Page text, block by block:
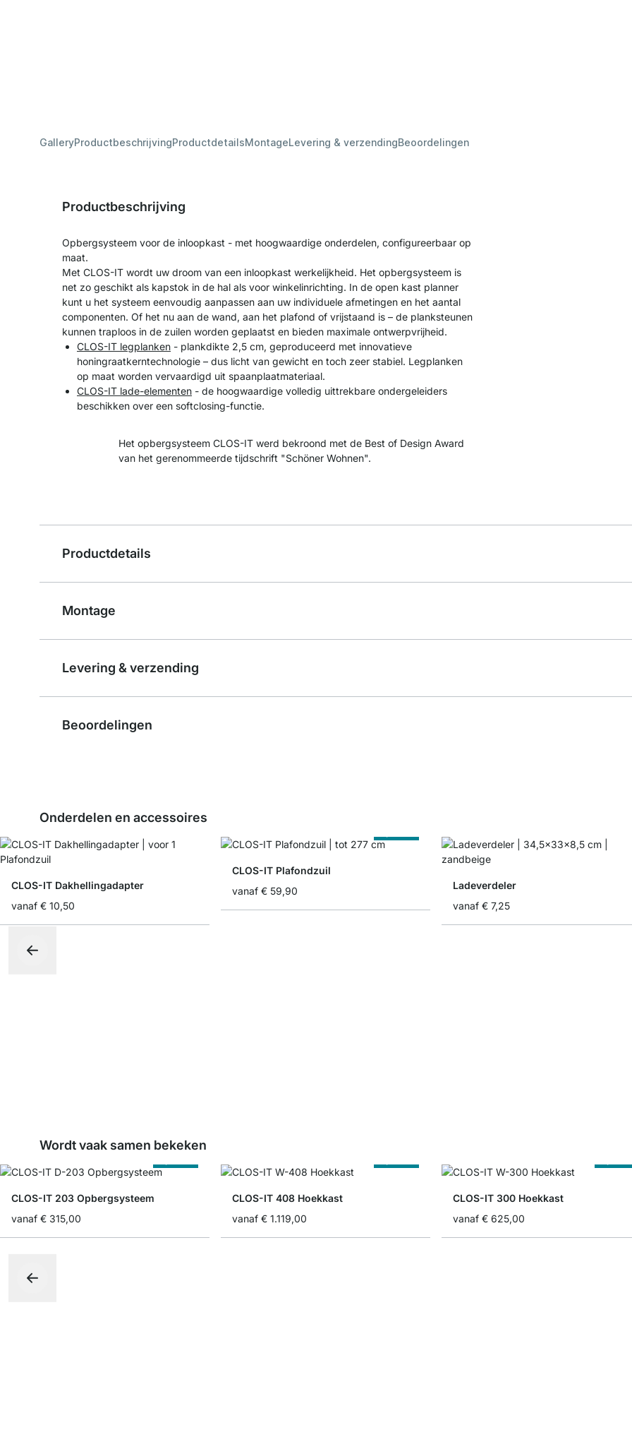
GalleryProductbeschrijvingProductdetailsMontageLevering & verzendingBeoordelingen
Productbeschrijving
Opbergsysteem voor de inloopkast - met hoogwaardige onderdelen, configureerbaar op
maat.
Met CLOS-IT wordt uw droom van een inloopkast werkelijkheid. Het opbergsysteem is
net zo geschikt als kapstok in de hal als voor winkelinrichting. In de open kast planner
kunt u het systeem eenvoudig aanpassen aan uw individuele afmetingen en het aantal
componenten. Of het nu aan de wand, aan het plafond of vrijstaand is – de planksteunen
kunnen traploos in de zuilen worden geplaatst en bieden maximale ontwerpvrijheid.
CLOS-IT legplanken - plankdikte 2,5 cm, geproduceerd met innovatieve
honingraatkerntechnologie – dus licht van gewicht en toch zeer stabiel. Legplanken
op maat worden vervaardigd uit spaanplaatmateriaal.
CLOS-IT lade-elementen - de hoogwaardige volledig uittrekbare ondergeleiders
beschikken over een softclosing-functie.
Het opbergsysteem CLOS-IT werd bekroond met de Best of Design Award
van het gerenommeerde tijdschrift "Schöner Wohnen".
Productdetails
Montage
Levering & verzending
Beoordelingen
Onderdelen en accessoires
CLOS-IT Dakhellingadapter
vanaf € 10,50
CLOS-IT Plafondzuil
vanaf € 59,90
Ladeverdeler
vanaf € 7,25
Wordt vaak samen bekeken
CLOS-IT 203 Opbergsysteem
vanaf € 315,00
CLOS-IT 408 Hoekkast
vanaf € 1.119,00
CLOS-IT 300 Hoekkast
vanaf € 625,00